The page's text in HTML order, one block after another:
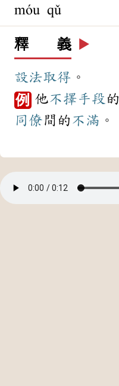
móu qǔ
釋 義 ▶️
設法取得 。
例 他不擇手段 的
同僚間的 不滿 。